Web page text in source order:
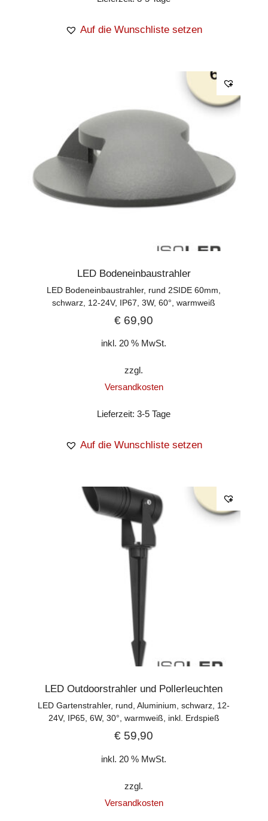
Auf die Wunschliste setzen
LED Bodeneinbaustrahler
LED Bodeneinbaustrahler, rund 2SIDE 60mm,
schwarz, 12-24V, IP67, 3W, 60°, warmweiß
€ 69,90
inkl. 20 % MwSt.
zzgl.
Versandkosten
Lieferzeit:3-5 Tage
Auf die Wunschliste setzen
LED Outdoorstrahler und Pollerleuchten
LED Gartenstrahler, rund, Aluminium, schwarz, 12-
24V, IP65, 6W, 30°, warmweiß, inkl. Erdspieß
€ 59,90
inkl. 20 % MwSt.
zzgl.
Versandkosten